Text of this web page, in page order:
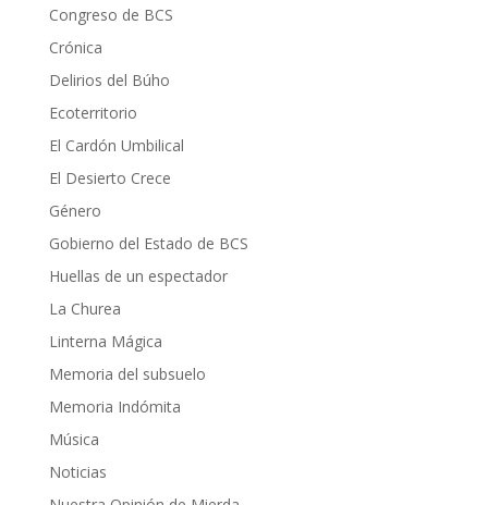
Congreso de BCS
Crónica
Delirios del Búho
Ecoterritorio
El Cardón Umbilical
El Desierto Crece
Género
Gobierno del Estado de BCS
Huellas de un espectador
La Churea
Linterna Mágica
Memoria del subsuelo
Memoria Indómita
Música
Noticias